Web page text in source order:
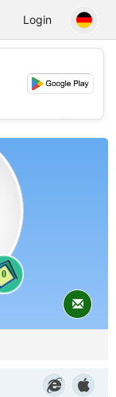
Login
💕
0